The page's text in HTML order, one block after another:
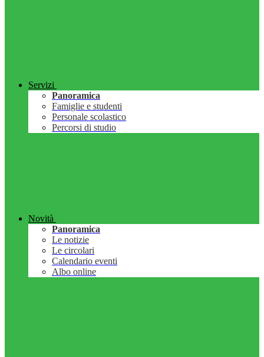
Servizi
Panoramica
Famiglie e studenti
Personale scolastico
Percorsi di studio
Novità
Panoramica
Le notizie
Le circolari
Calendario eventi
Albo online